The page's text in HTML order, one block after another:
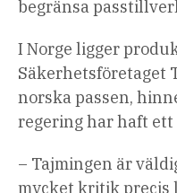
begränsa
I Norge ligger
Säkerhetsföretaget
norska passen,
regering har haft
– Tajmingen är
mycket kritik precis